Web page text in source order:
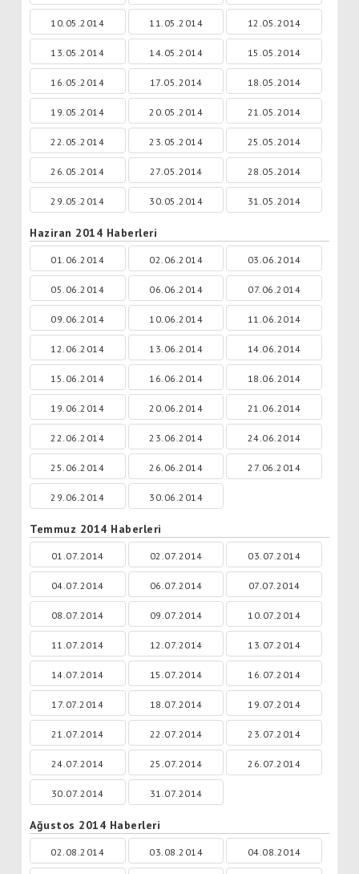
10.05.2014 11.05.2014 12.05.2014
13.05.2014 14.05.2014 15.05.2014
16.05.2014 17.05.2014 18.05.2014
19.05.2014 20.05.2014 21.05.2014
22.05.2014 23.05.2014 25.05.2014
26.05.2014 27.05.2014 28.05.2014
29.05.2014 30.05.2014 31.05.2014
Haziran 2014 Haberleri
01.06.2014 02.06.2014 03.06.2014
05.06.2014 06.06.2014 07.06.2014
09.06.2014 10.06.2014 11.06.2014
12.06.2014 13.06.2014 14.06.2014
15.06.2014 16.06.2014 18.06.2014
19.06.2014 20.06.2014 21.06.2014
22.06.2014 23.06.2014 24.06.2014
25.06.2014 26.06.2014 27.06.2014
29.06.2014 30.06.2014
Temmuz 2014 Haberleri
01.07.2014 02.07.2014 03.07.2014
04.07.2014 06.07.2014 07.07.2014
08.07.2014 09.07.2014 10.07.2014
11.07.2014 12.07.2014 13.07.2014
14.07.2014 15.07.2014 16.07.2014
17.07.2014 18.07.2014 19.07.2014
21.07.2014 22.07.2014 23.07.2014
24.07.2014 25.07.2014 26.07.2014
30.07.2014 31.07.2014
Ağustos 2014 Haberleri
02.08.2014 03.08.2014 04.08.2014